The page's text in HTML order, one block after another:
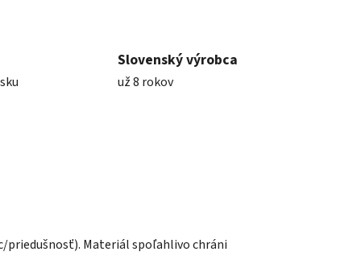
Slovenský výrobca
už 8 rokov
priedušnosť). Materiál spoľahlivo chráni